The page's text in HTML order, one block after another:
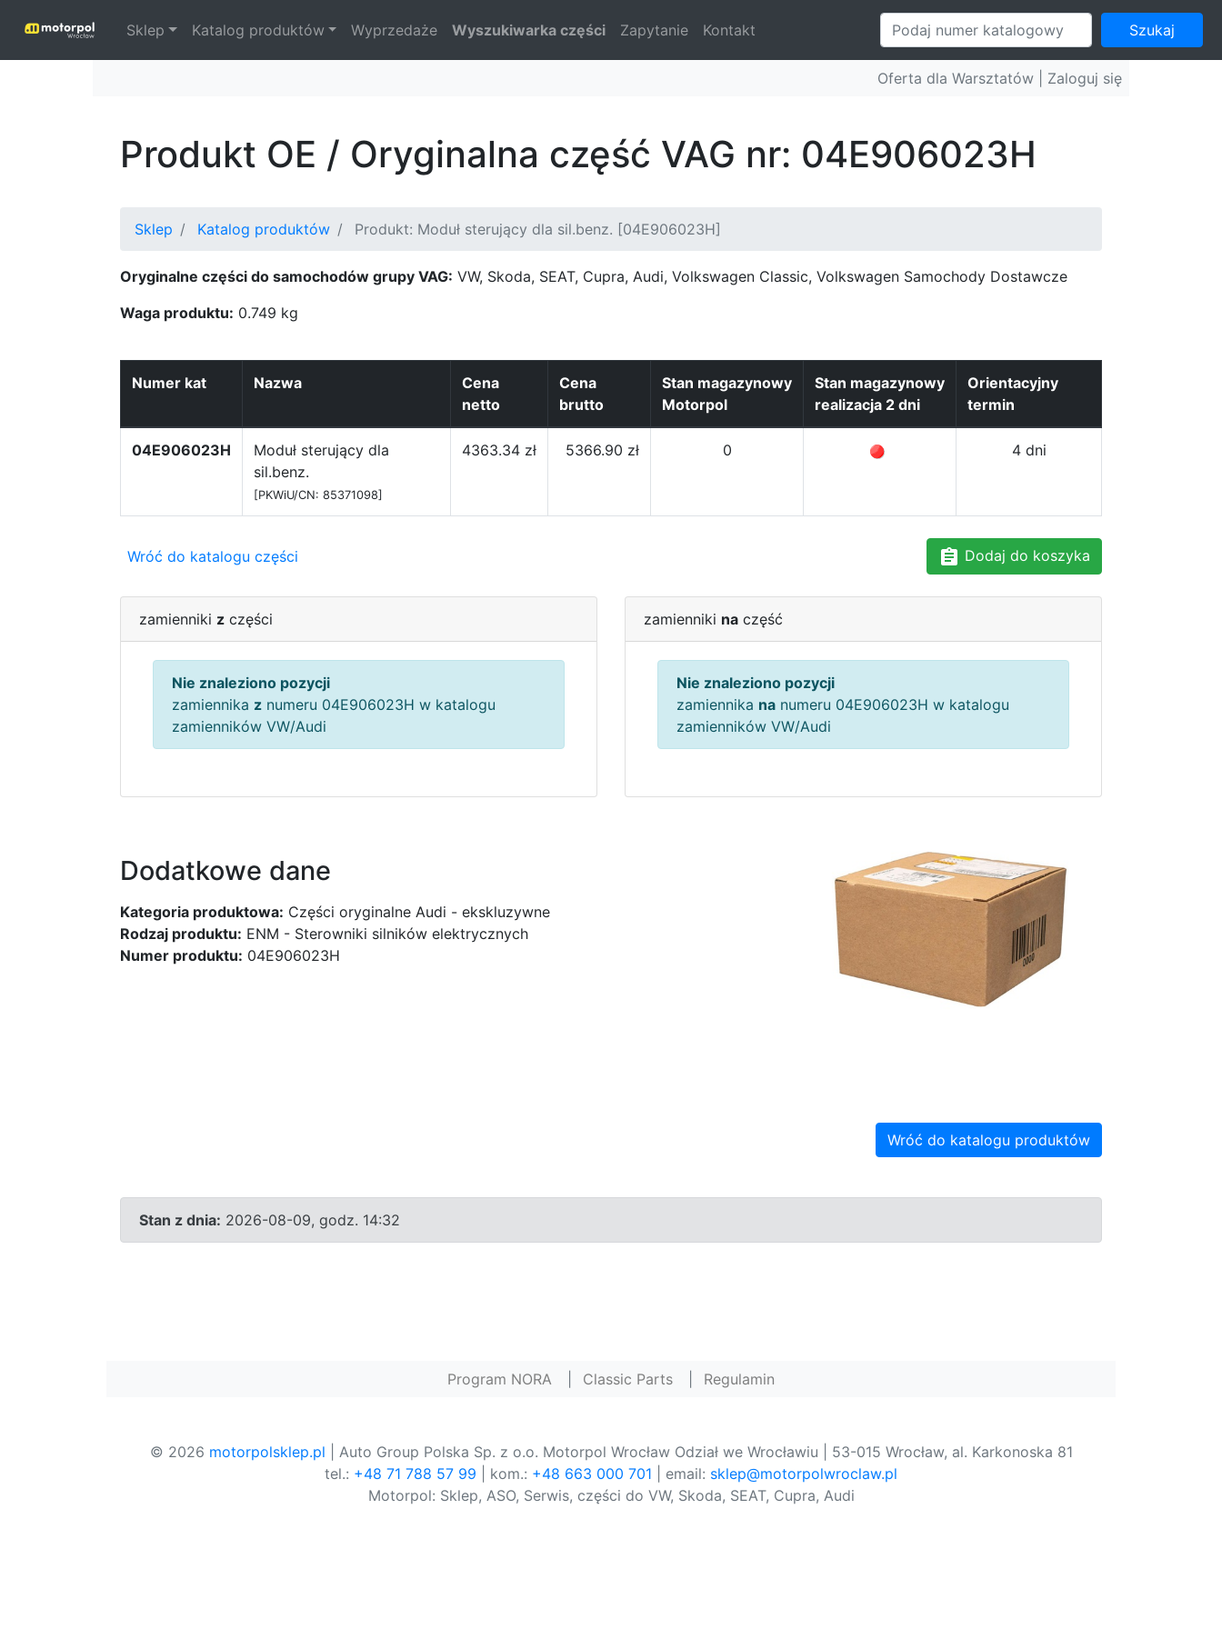
Sklep Katalog produktów Wyprzedaże Wyszukiwarka części Zapytanie Kontakt Szukaj
Oferta dla Warsztatów | Zaloguj się
Produkt OE / Oryginalna część VAG nr: 04E906023H
Sklep Katalog produktów Produkt: Moduł sterujący dla sil.benz. [04E906023H]
Oryginalne części do samochodów grupy VAG: VW, Skoda, SEAT, Cupra, Audi, Volkswagen Classic, Volkswagen Samochody Dostawcze
Waga produktu: 0.749 kg
Numer kat Nazwa
Cena
netto
Cena
brutto
Stan magazynowy
Motorpol
Stan magazynowy
realizacja 2 dni
Orientacyjny
termin
04E906023H
Moduł sterujący dla
sil.benz.
[PKWiU/CN: 85371098]
4363.34 zł 5366.90 zł 0 4 dni
Wróć do katalogu części Dodaj do koszyka
zamienniki z części
Nie znaleziono pozycji
zamiennika z numeru 04E906023H w katalogu
zamienników VW/Audi
zamienniki na część
Nie znaleziono pozycji
zamiennika na numeru 04E906023H w katalogu
zamienników VW/Audi
Dodatkowe dane
Kategoria produktowa: Części oryginalne Audi - ekskluzywne
Rodzaj produktu: ENM - Sterowniki silników elektrycznych
Numer produktu: 04E906023H
Wróć do katalogu produktów
Stan z dnia: 2026-08-09, godz. 14:32
Program NORA Classic Parts Regulamin
© 2026 motorpolsklep.pl | Auto Group Polska Sp. z o.o. Motorpol Wrocław Odział we Wrocławiu | 53-015 Wrocław, al. Karkonoska 81
tel.: +48 71 788 57 99 | kom.: +48 663 000 701 | email: sklep@motorpolwroclaw.pl
Motorpol: Sklep, ASO, Serwis, części do VW, Skoda, SEAT, Cupra, Audi